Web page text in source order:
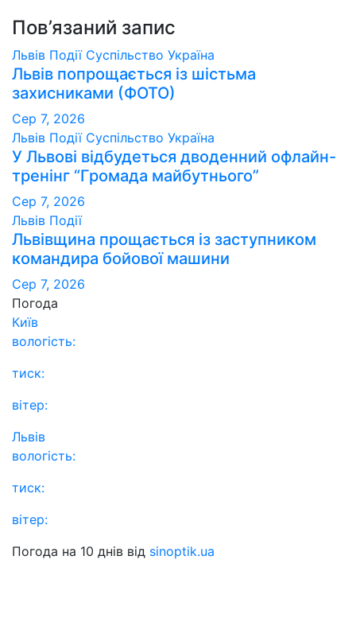
Пов’язаний запис
Львів Події Суспільство Україна
Львів попрощається із шістьма
захисниками (ФОТО)
Сер 7, 2026
Львів Події Суспільство Україна
У Львові відбудеться дводенний офлайн-
тренінг “Громада майбутнього”
Сер 7, 2026
Львів Події
Львівщина прощається із заступником
командира бойової машини
Сер 7, 2026
Погода
Київ
вологість:
тиск:
вітер:
Львів
вологість:
тиск:
вітер:
Погода на 10 днів від sinoptik.ua